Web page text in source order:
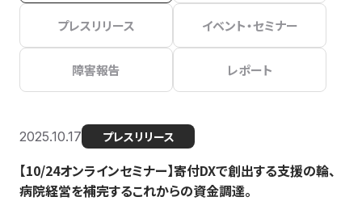
プレスリリース イベント・セミナー
障害報告 レポート
2025.10.17 プレスリリース
【10/24オンラインセミナー】寄付DXで創出する支援の輪、
病院経営を補完するこれからの資金調達。